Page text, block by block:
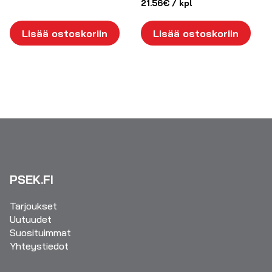
Lisää ostoskoriin
21.56€ / kpl
Lisää ostoskoriin
PSEK.FI
Tarjoukset
Uutuudet
Suosituimmat
Yhteystiedot